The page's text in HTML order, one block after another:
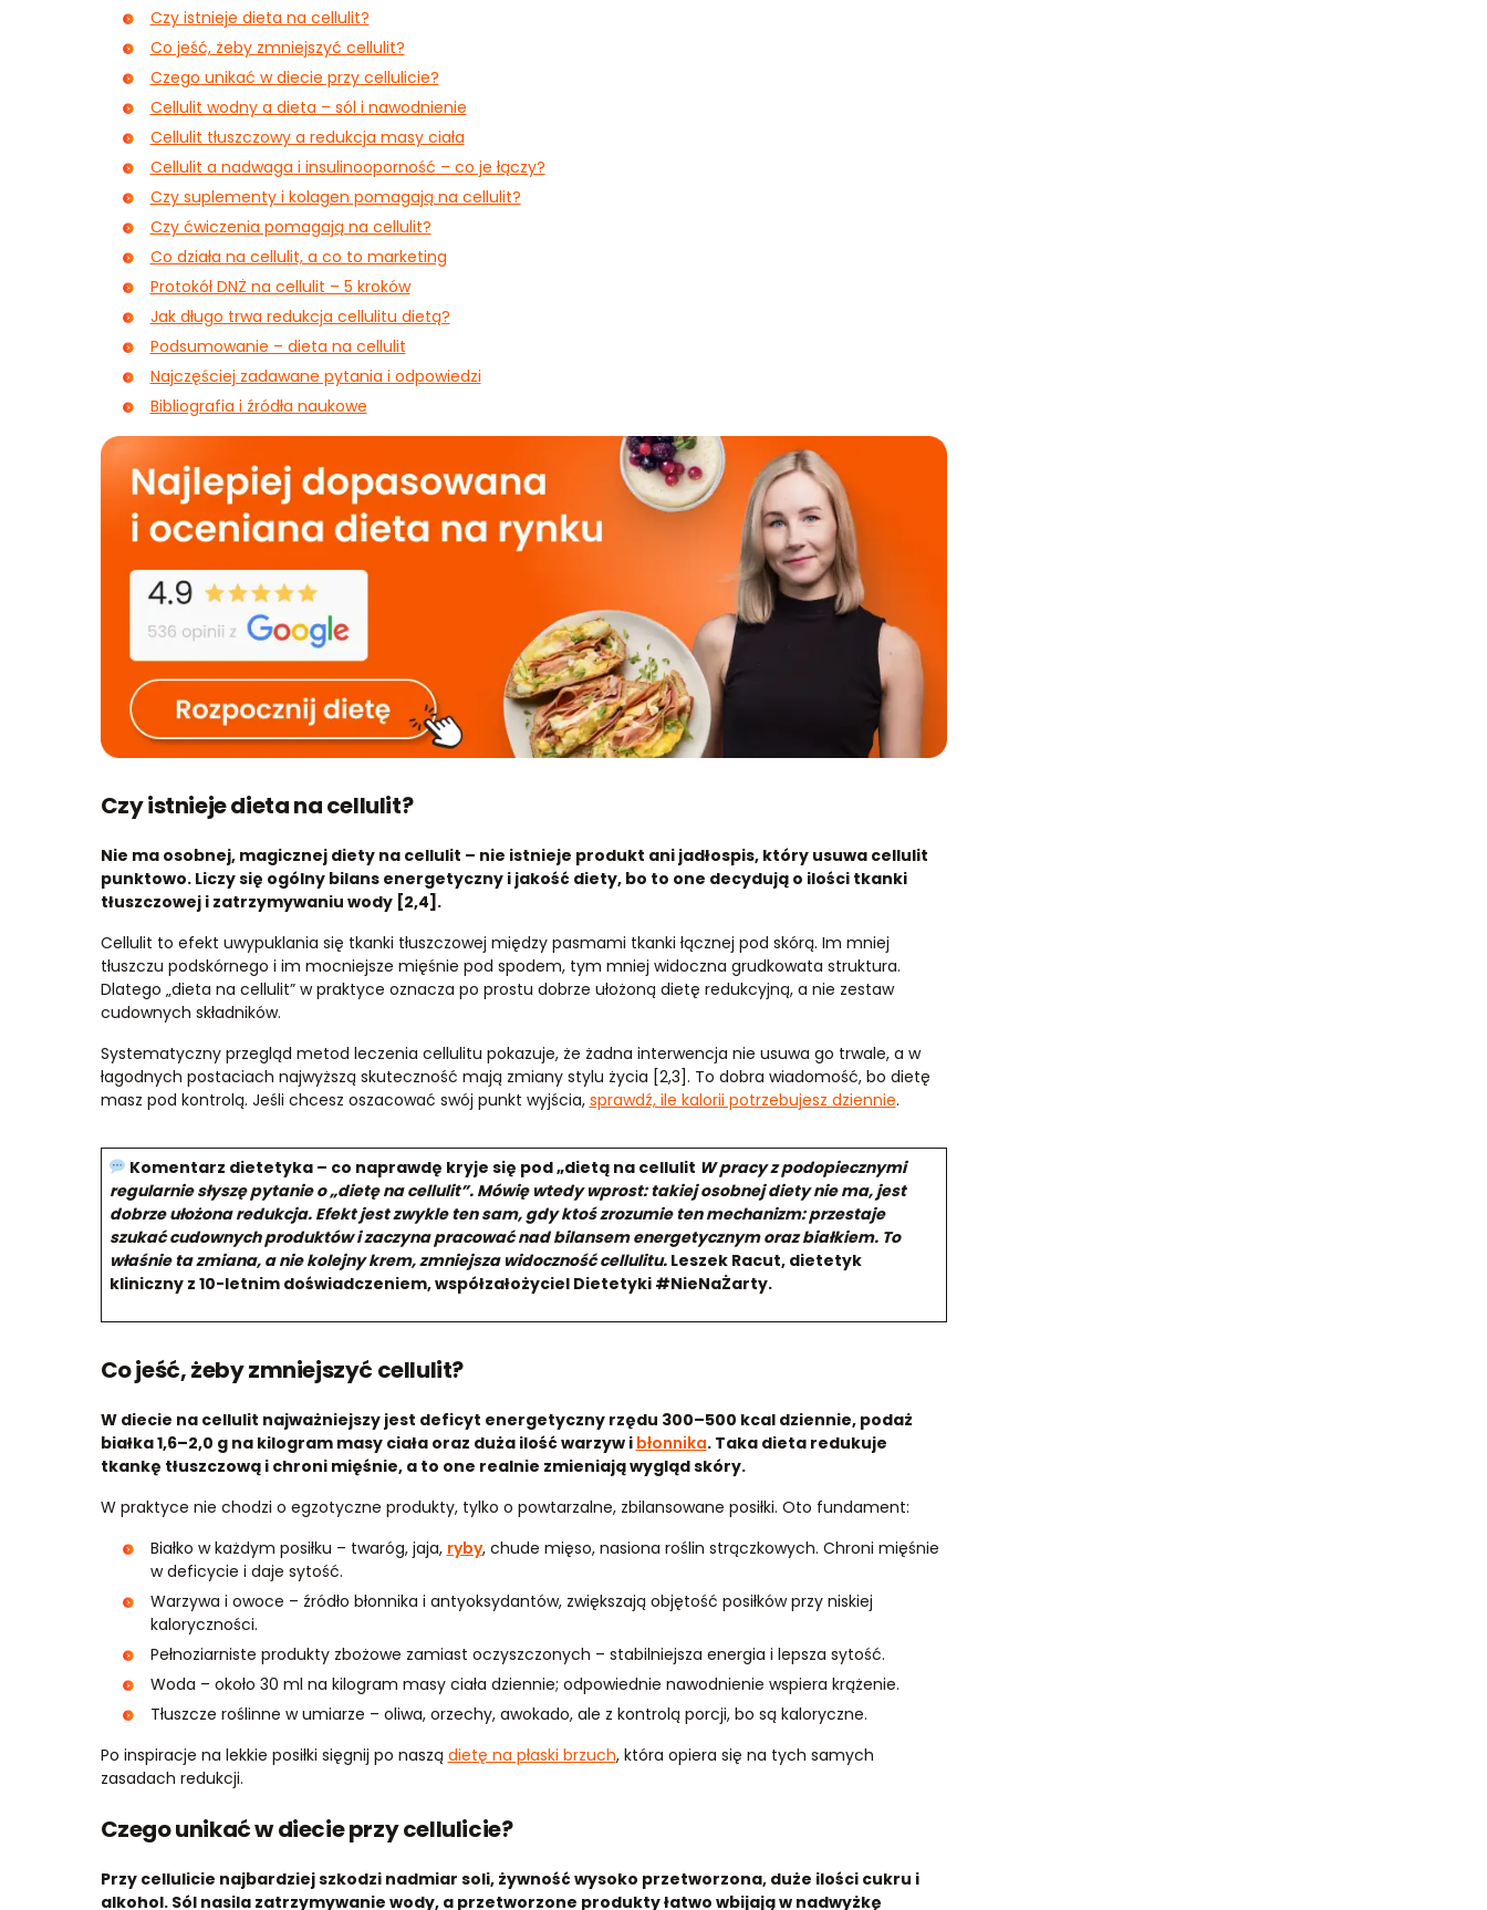
Czy istnieje dieta na cellulit?
Co jeść, żeby zmniejszyć cellulit?
Czego unikać w diecie przy cellulicie?
Cellulit wodny a dieta – sól i nawodnienie
Cellulit tłuszczowy a redukcja masy ciała
Cellulit a nadwaga i insulinooporność – co je łączy?
Czy suplementy i kolagen pomagają na cellulit?
Czy ćwiczenia pomagają na cellulit?
Co działa na cellulit, a co to marketing
Protokół DNŻ na cellulit – 5 kroków
Jak długo trwa redukcja cellulitu dietą?
Podsumowanie – dieta na cellulit
Najczęściej zadawane pytania i odpowiedzi
Bibliografia i źródła naukowe
Czy istnieje dieta na cellulit?
Nie ma osobnej, magicznej diety na cellulit – nie istnieje produkt ani jadłospis, który usuwa cellulit
punktowo. Liczy się ogólny bilans energetyczny i jakość diety, bo to one decydują o ilości tkanki
tłuszczowej i zatrzymywaniu wody [2,4].
Cellulit to efekt uwypuklania się tkanki tłuszczowej między pasmami tkanki łącznej pod skórą. Im mniej
tłuszczu podskórnego i im mocniejsze mięśnie pod spodem, tym mniej widoczna grudkowata struktura.
Dlatego „dieta na cellulit” w praktyce oznacza po prostu dobrze ułożoną dietę redukcyjną, a nie zestaw
cudownych składników.
Systematyczny przegląd metod leczenia cellulitu pokazuje, że żadna interwencja nie usuwa go trwale, a w
łagodnych postaciach najwyższą skuteczność mają zmiany stylu życia [2,3]. To dobra wiadomość, bo dietę
masz pod kontrolą. Jeśli chcesz oszacować swój punkt wyjścia, sprawdź, ile kalorii potrzebujesz dziennie.
Komentarz dietetyka – co naprawdę kryje się pod „dietą na cellulit W pracy z podopiecznymi
regularnie słyszę pytanie o „dietę na cellulit”. Mówię wtedy wprost: takiej osobnej diety nie ma, jest
dobrze ułożona redukcja. Efekt jest zwykle ten sam, gdy ktoś zrozumie ten mechanizm: przestaje
szukać cudownych produktów i zaczyna pracować nad bilansem energetycznym oraz białkiem. To
właśnie ta zmiana, a nie kolejny krem, zmniejsza widoczność cellulitu.Leszek Racut, dietetyk
kliniczny z 10-letnim doświadczeniem, współzałożyciel Dietetyki #NieNaŻarty.
Co jeść, żeby zmniejszyć cellulit?
W diecie na cellulit najważniejszy jest deficyt energetyczny rzędu 300–500 kcal dziennie, podaż
białka 1,6–2,0 g na kilogram masy ciała oraz duża ilość warzyw i błonnika. Taka dieta redukuje
tkankę tłuszczową i chroni mięśnie, a to one realnie zmieniają wygląd skóry.
W praktyce nie chodzi o egzotyczne produkty, tylko o powtarzalne, zbilansowane posiłki. Oto fundament:
Białko w każdym posiłku – twaróg, jaja, ryby, chude mięso, nasiona roślin strączkowych. Chroni mięśnie
w deficycie i daje sytość.
Warzywa i owoce – źródło błonnika i antyoksydantów, zwiększają objętość posiłków przy niskiej
kaloryczności.
Pełnoziarniste produkty zbożowe zamiast oczyszczonych – stabilniejsza energia i lepsza sytość.
Woda – około 30 ml na kilogram masy ciała dziennie; odpowiednie nawodnienie wspiera krążenie.
Tłuszcze roślinne w umiarze – oliwa, orzechy, awokado, ale z kontrolą porcji, bo są kaloryczne.
Po inspiracje na lekkie posiłki sięgnij po naszą dietę na płaski brzuch, która opiera się na tych samych
zasadach redukcji.
Czego unikać w diecie przy cellulicie?
Przy cellulicie najbardziej szkodzi nadmiar soli, żywność wysoko przetworzona, duże ilości cukru i
alkohol. Sól nasila zatrzymywanie wody, a przetworzone produkty łatwo wbijają w nadwyżkę